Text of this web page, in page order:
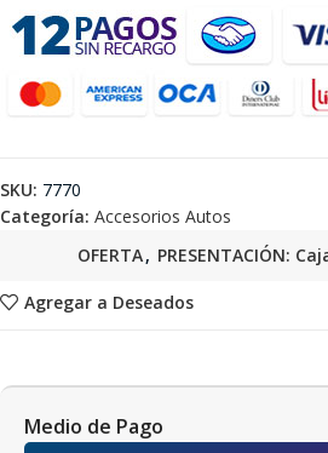
Agregar a Deseados
SKU: 7770
Categoría: Accesorios Autos
OFERTA, PRESENTACIÓN:
Medio de Pago